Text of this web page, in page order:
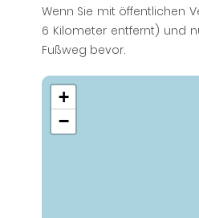
Wenn Sie mit öffentlichen
6 Kilometer entfernt) und
Fußweg bevor.
+
−